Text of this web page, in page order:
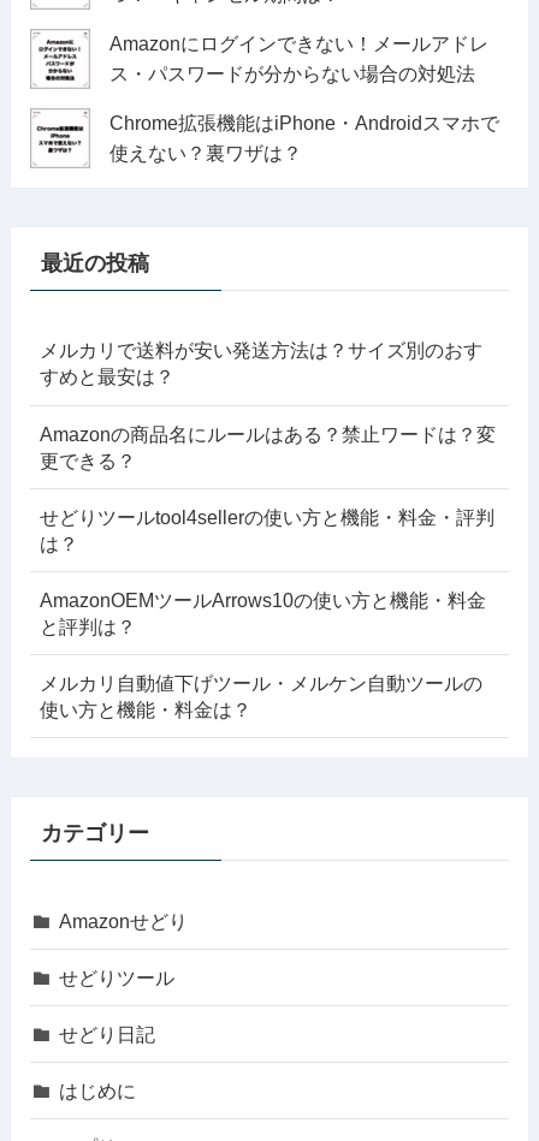
Amazonにログインできない！メールアドレ
ス・パスワードが分からない場合の対処法
Chrome拡張機能はiPhone・Androidスマホで
使えない？裏ワザは？
最近の投稿
メルカリで送料が安い発送方法は？サイズ別のおす
すめと最安は？
Amazonの商品名にルールはある？禁止ワードは？変
更できる？
せどりツールtool4sellerの使い方と機能・料金・評判
は？
AmazonOEMツールArrows10の使い方と機能・料金
と評判は？
メルカリ自動値下げツール・メルケン自動ツールの
使い方と機能・料金は？
カテゴリー
Amazonせどり
せどりツール
せどり日記
はじめに